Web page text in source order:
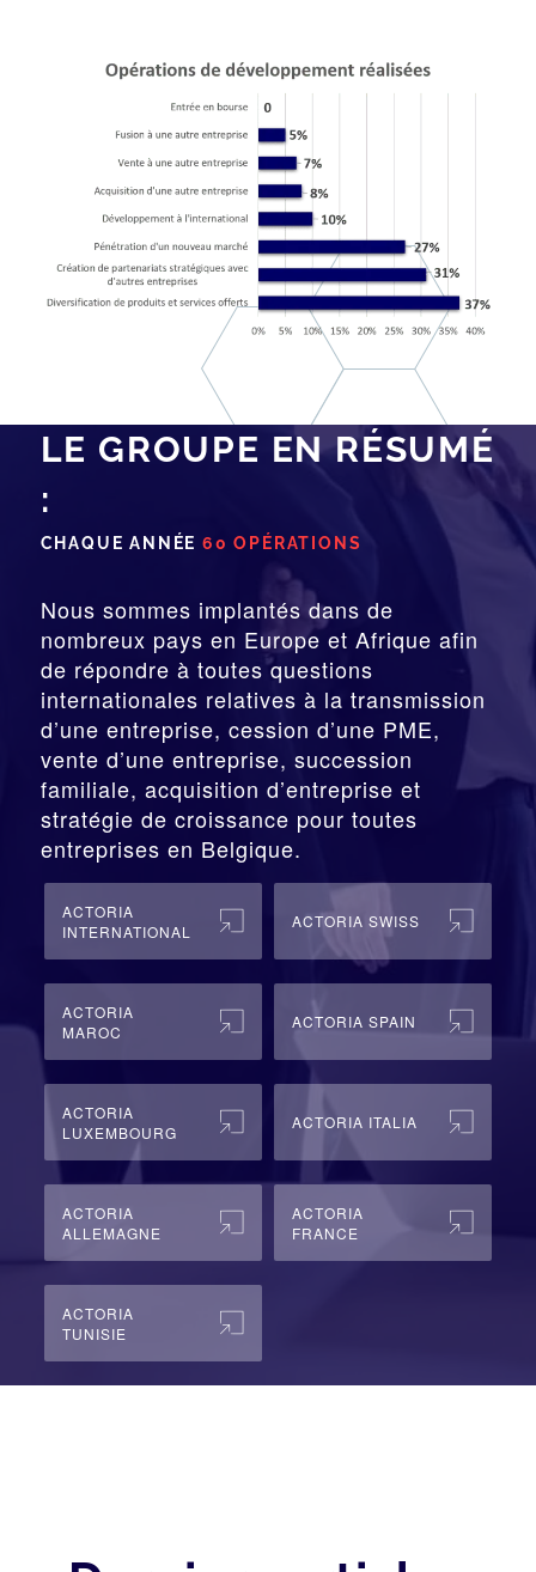
LE GROUPE EN RÉSUMÉ
:
CHAQUE ANNÉE 60 OPÉRATIONS
Nous sommes implantés dans de
nombreux pays en Europe et Afrique afin
de répondre à toutes questions
internationales relatives à la transmission
d’une entreprise, cession d’une PME,
vente d’une entreprise, succession
familiale, acquisition d’entreprise et
stratégie de croissance pour toutes
entreprises en Belgique.
ACTORIA
INTERNATIONAL
ACTORIA SWISS
ACTORIA
MAROC
ACTORIA SPAIN
ACTORIA
LUXEMBOURG
ACTORIA ITALIA
ACTORIA
ALLEMAGNE
ACTORIA
FRANCE
ACTORIA
TUNISIE